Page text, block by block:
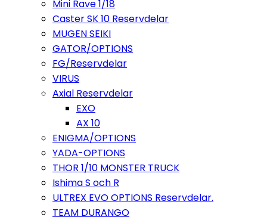
Mini Rave 1/18
Caster SK 10 Reservdelar
MUGEN SEIKI
GATOR/OPTIONS
FG/Reservdelar
VIRUS
Axial Reservdelar
EXO
AX 10
ENIGMA/OPTIONS
YADA-OPTIONS
THOR 1/10 MONSTER TRUCK
Ishima S och R
ULTREX EVO OPTIONS Reservdelar.
TEAM DURANGO